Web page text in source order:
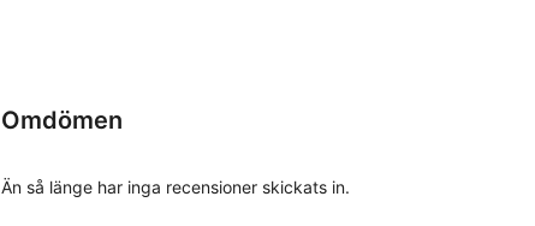
Omdömen
Än så länge har inga recensioner skickats in.